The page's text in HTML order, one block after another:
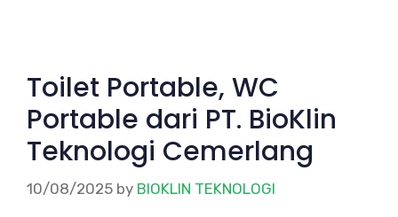
Toilet Portable, WC
Portable dari PT. BioKlin
Teknologi Cemerlang
10/08/2025 by BIOKLIN TEKNOLOGI